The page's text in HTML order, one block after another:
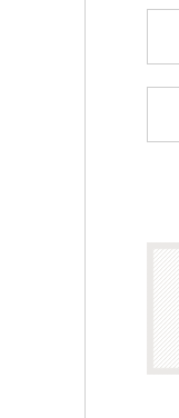
“정조
“정